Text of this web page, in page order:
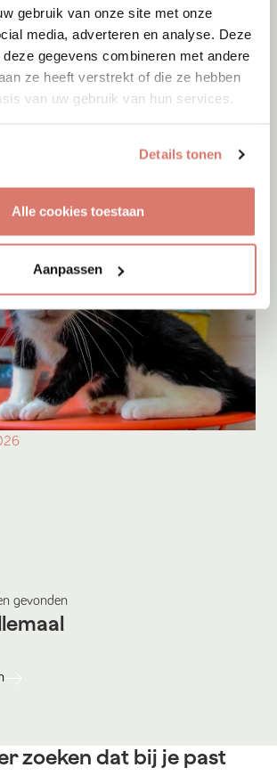
gebruik van onze site met onze
media, adverteren en analyse. Deze
gegevens combineren met andere
ze heeft verstrekt of die ze hebben
van uw gebruik van hun services.
Details tonen
Alle cookies toestaan
Aanpassen
gevonden
zoeken dat bij je past